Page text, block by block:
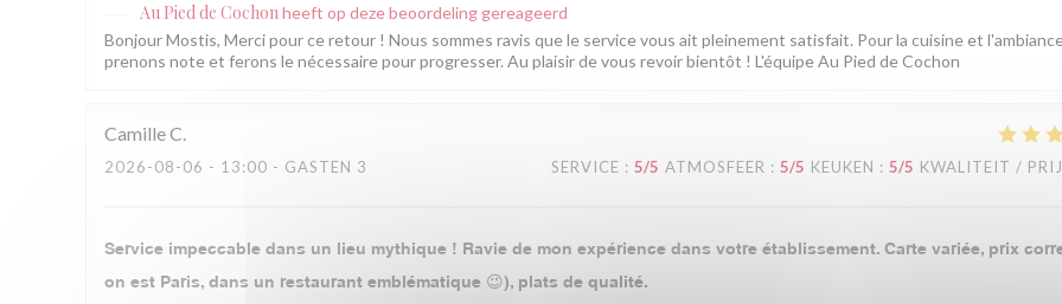
Au Pied de Cochonheeft op deze beoordeling gereageerd
Bonjour Mostis, Merci pour ce retour ! Nous sommes ravis que le service vous ait pleinement satisfait. Pour la cuisine et
prenons note et ferons le nécessaire pour progresser. Au plaisir de vous revoir bientôt ! L'équipe Au Pied de Cochon
CamilleC
2026-08-06 - 13:00 - GASTEN 3 SERVICE : 5/5 ATMOSFEER : 5/5 KEUKEN : 5/5 KWALITEIT /
Service impeccable dans un lieu mythique ! Ravie de mon expérience dans votre établissement. Carte variée, prix
on est Paris, dans un restaurant emblématique 😉), plats de qualité.